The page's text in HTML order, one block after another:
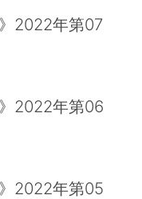
2022年第07
2022年第06
2022年第05